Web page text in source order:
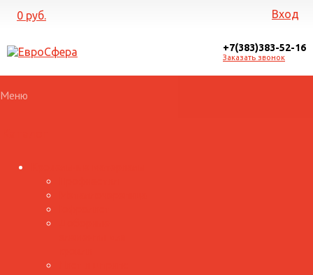
0 руб. Вход
+7(383)383-52-16
Заказать звонок
Меню